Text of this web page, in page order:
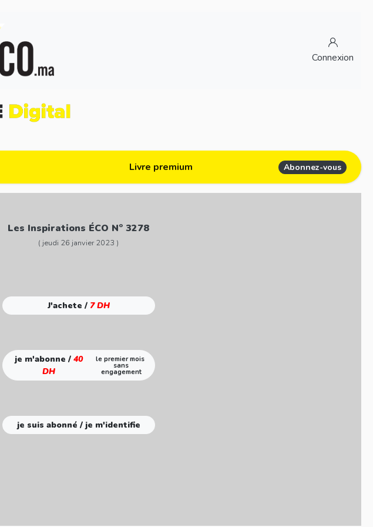
Connexion
Livre premium Abonnez-vous
Les Inspirations ÉCO N° 3278
( jeudi 26 janvier 2023 )
J'achete / 7 DH
je m'abonne / 40
DH
le premier mois
sans
engagement
je suis abonné / je m'identifie